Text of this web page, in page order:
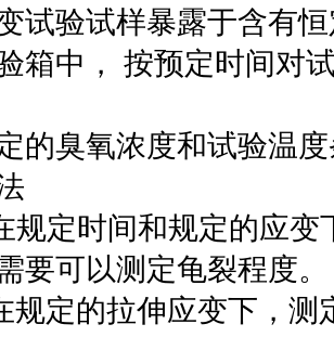
试验试样暴露于含有
箱中， 按预定时间对
臭氧浓度和试验温度
定时间和规定的应变
要可以测定龟裂程度。
定的拉伸应变下，测